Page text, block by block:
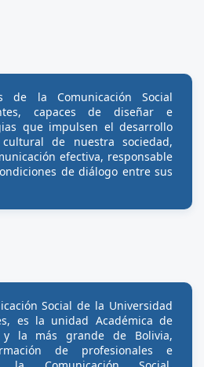
de la Comunicación Social
capaces de diseñar e
que impulsen el desarrollo
de nuestra sociedad,
efectiva, responsable
de diálogo entre sus
Social de la Universidad
es la unidad Académica de
y la más grande de Bolivia,
de profesionales e